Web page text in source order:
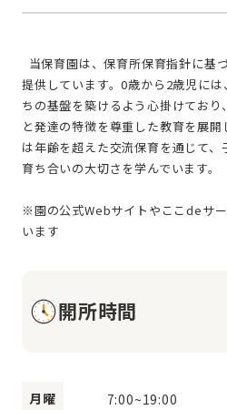
提供しています。0歳から2歳児に
ちの基盤を築けるよう心掛けてお
と発達の特徴を尊重した教育を展
は年齢を超えた交流保育を通じて
育ち合いの大切さを学んでいます。
※園の公式Webサイトやここdeサ
開所時間
月曜 7:00~19:00